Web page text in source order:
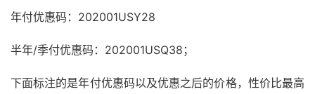
年付优惠码：202001USY28
半年/季付优惠码：202001USQ38；
下面标注的是年付优惠码以及优惠之后的价格，性价比最高